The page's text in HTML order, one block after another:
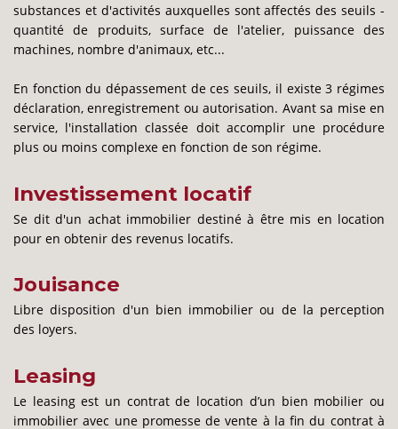
substances et d'activités auxquelles sont affectés des seuils -
quantité de produits, surface de l'atelier, puissance des
machines, nombre d'animaux, etc...
En fonction du dépassement de ces seuils, il existe 3 régimes
déclaration, enregistrement ou autorisation. Avant sa mise en
service, l'installation classée doit accomplir une procédure
plus ou moins complexe en fonction de son régime.
Investissement locatif
Se dit d'un achat immobilier destiné à être mis en location
pour en obtenir des revenus locatifs.
Jouisance
Libre disposition d'un bien immobilier ou de la perception
des loyers.
Leasing
Le leasing est un contrat de location d’un bien mobilier ou
immobilier avec une promesse de vente à la fin du contrat à